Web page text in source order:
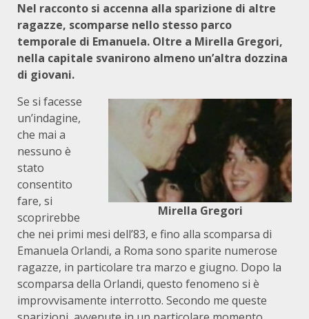
Nel racconto si accenna alla sparizione di altre
ragazze, scomparse nello stesso parco
temporale di Emanuela. Oltre a Mirella Gregori,
nella capitale svanirono almeno un’altra dozzina
di giovani.
Mirella Gregori
Se si facesse
un’indagine,
che mai a
nessuno è
stato
consentito
fare, si
scoprirebbe
che nei primi mesi dell’83, e fino alla scomparsa di
Emanuela Orlandi, a Roma sono sparite numerose
ragazze, in particolare tra marzo e giugno. Dopo la
scomparsa della Orlandi, questo fenomeno si è
improvvisamente interrotto. Secondo me queste